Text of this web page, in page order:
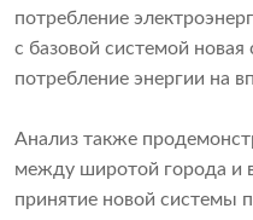
потребление
с базовой системой
потребление энергии на
Анализ также
между широтой города и
принятие новой системы